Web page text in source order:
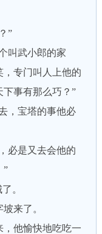
”
叫武小郎的家
专门叫人上他的
事有那么巧？”
，宝塔的事他必
是又去会他的
”
。
来了。
他愉快地吃吃一